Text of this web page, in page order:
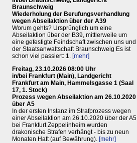
Braunschweig
Wiederholung der Berufungsverhandlung
wegen Abseilaktion über der A39
Worum gehts? Ursprünglich um eine
Abseilaktion über der B39, mittlerweile um
eine gefestigte Feindschaft zwischen uns und
der Staatsanwaltschaft Braunschweig Es ist
schon viel passiert: 1. [mehr]
Freitag, 23.10.2026 08:00 Uhr
in/bei Frankfurt (Main), Landgericht
Frankfurt am Main, Hammelsgasse 1 (Saal
17, 1. Stock)
Prozess wegen Abseilaktion am 26.10.2020
über A5
In der ersten Instanz im Strafprozess wegen
einer Abseilaktion am 26.10.2020 über der A5
bei Frankfurt Zeppelinheim wurden
drakonische Strafen verhängt - bis zu neun
Monaten Haft (auf Bewährung). [mehr]